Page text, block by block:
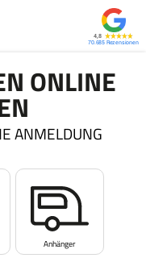
4,8
70.685
ONLINE
ANMELDUNG
Anhänger